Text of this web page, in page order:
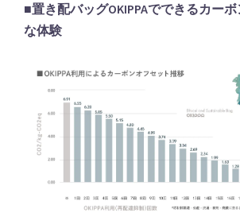
■置き配バッグOKIPPAでできるカー
な体験